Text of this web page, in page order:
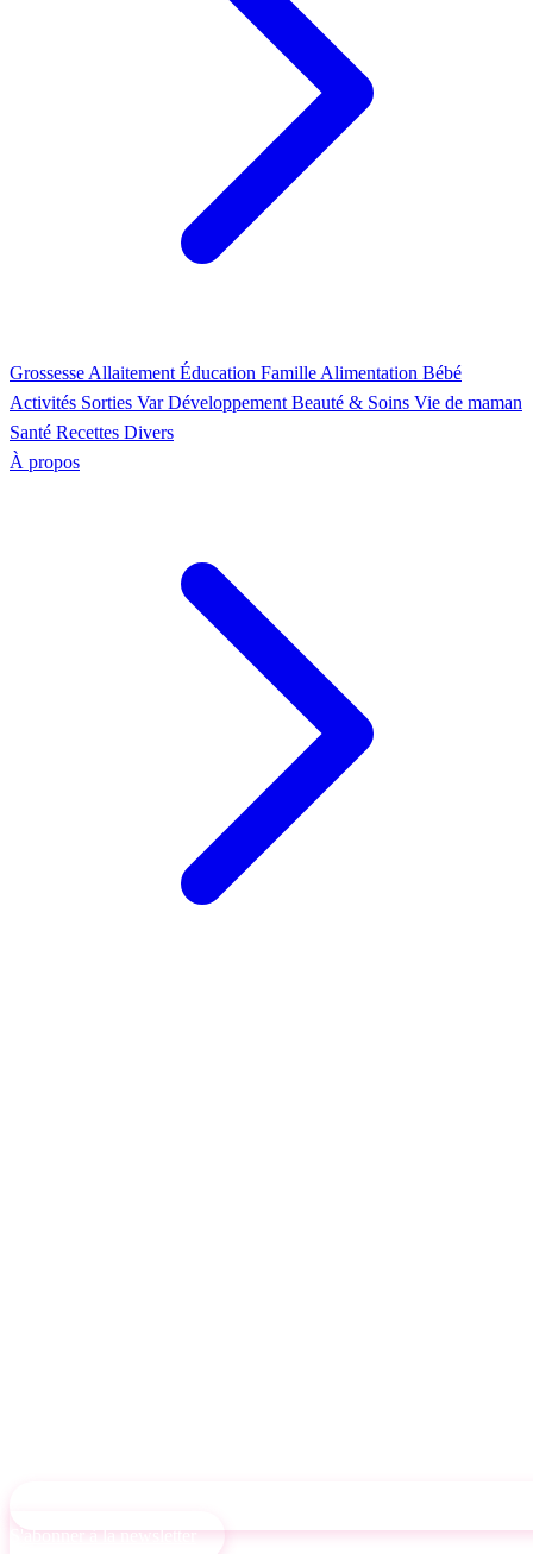
Grossesse Allaitement Éducation Famille Alimentation Bébé
Activités Sorties Var Développement Beauté & Soins Vie de maman
Santé Recettes Divers
À propos
S'abonner à la newsletter